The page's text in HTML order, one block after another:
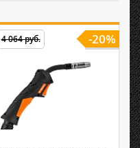
-20%
4 064 руб.